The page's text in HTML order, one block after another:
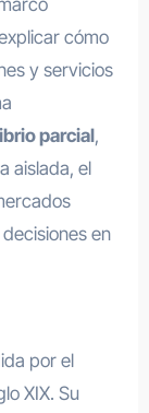
cómo
y servicios
parcial,
aislada, el
en
por el
XIX. Su